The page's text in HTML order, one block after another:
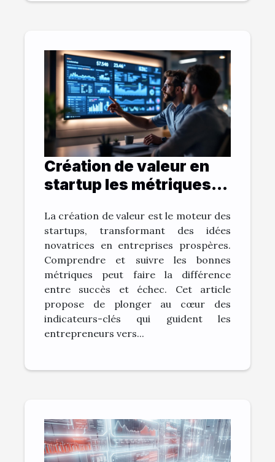
Création de valeur en
startup les métriques
La création de valeur est le moteur des
startups, transformant des idées
novatrices en entreprises prospères.
Comprendre et suivre les bonnes
métriques peut faire la différence
entre succès et échec. Cet article
propose de plonger au cœur des
indicateurs-clés qui guident les
entrepreneurs vers...